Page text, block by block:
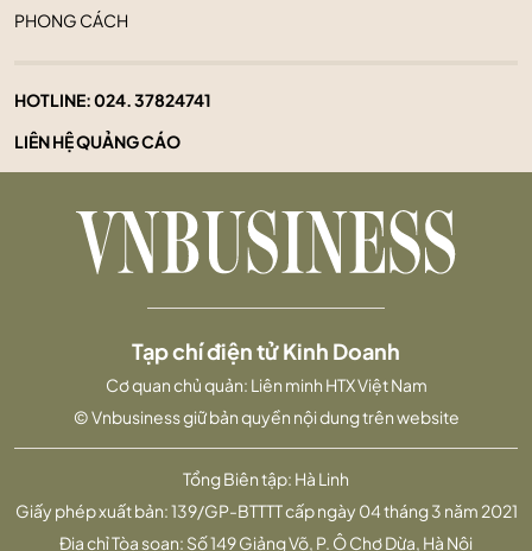
PHONG CÁCH
HOTLINE:024. 37824741
LIÊN HỆ QUẢNG CÁO
Tổng Biên tập: Hà Linh
Giấy phép xuất bản: 139/GP-BTTTT cấp ngày 04 tháng 3 năm 2021
Địa chỉ Tòa soạn: Số 149 Giảng Võ, P. Ô Chợ Dừa, Hà Nội
Tạp chí điện tử Kinh Doanh
Cơ quan chủ quản: Liên minh HTX Việt Nam
© Vnbusiness giữ bản quyền nội dung trên website